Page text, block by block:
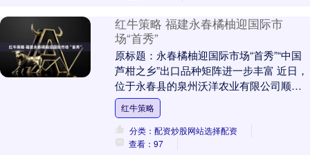
红牛策略 福建永春橘柚迎国际市
场“首秀”
原标题：永春橘柚迎国际市场“首秀”“中国
芦柑之乡”出口品种矩阵进一步丰富 近日，
位于永春县的泉州沃洋农业有限公司顺利
将一批重达16吨的橘柚发往马来西亚，实
现泉州....
红牛策略
分类：配资炒股网站选择配资
查看：97